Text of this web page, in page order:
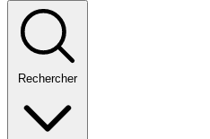
Rechercher